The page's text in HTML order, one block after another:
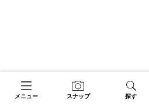
メニュー スナップ 探す